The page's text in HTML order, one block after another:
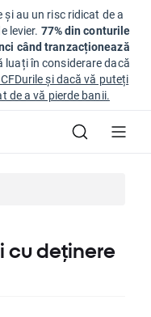
au un risc ridicat de a
levier. 77% din conturile
când tranzacționează
luați în considerare dacă
și dacă vă puteți
de a vă pierde banii.
cu deținere